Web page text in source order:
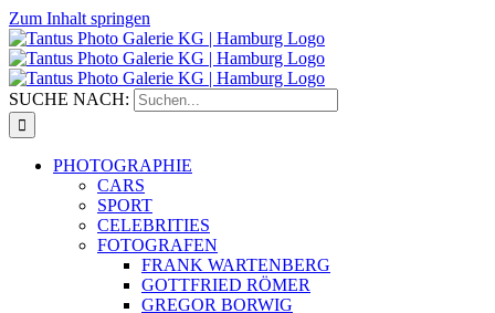
Zum Inhalt springen
SUCHE NACH:
PHOTOGRAPHIE
CARS
SPORT
CELEBRITIES
FOTOGRAFEN
FRANK WARTENBERG
GOTTFRIED RÖMER
GREGOR BORWIG